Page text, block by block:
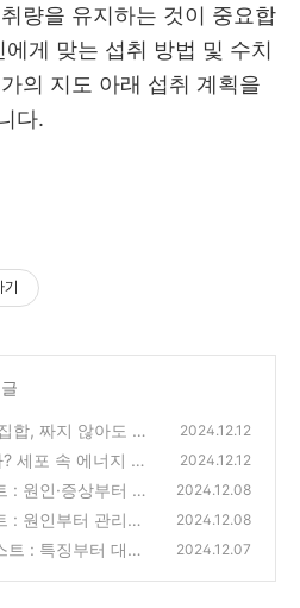
량을 유지하는 것이 중요합
게 맞는 섭취 방법 및 수치
의 지도 아래 섭취 계획을
다.
합, 짜지 않아도 맛
2024.12.12
세포 속 에너지 공
2024.12.12
원인·증상부터 PD
(1)
2024.12.08
: 원인부터 관리법
2024.12.08
트 : 특징부터 대처
2024.12.07